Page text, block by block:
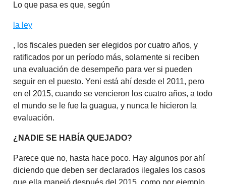
Lo que pasa es que, según
la ley
, los fiscales pueden ser elegidos por cuatro años, y
ratificados por un período más, solamente si reciben
una evaluación de desempeño para ver si pueden
seguir en el puesto. Yeni está ahí desde el 2011, pero
en el 2015, cuando se vencieron los cuatro años, a todo
el mundo se le fue la guagua, y nunca le hicieron la
evaluación.
¿NADIE SE HABÍA QUEJADO?
Parece que no, hasta hace poco. Hay algunos por ahí
diciendo que deben ser declarados ilegales los casos
que ella manejó después del 2015, como por ejemplo